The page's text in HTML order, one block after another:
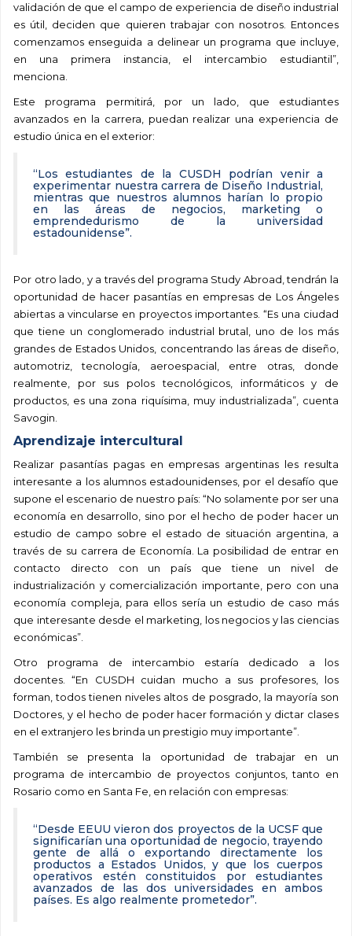
validación de que el campo de experiencia de diseño industrial
es útil, deciden que quieren trabajar con nosotros. Entonces
comenzamos enseguida a delinear un programa que incluye,
en una primera instancia, el intercambio estudiantil”,
menciona.
Este programa permitirá, por un lado, que estudiantes
avanzados en la carrera, puedan realizar una experiencia de
estudio única en el exterior:
“Los estudiantes de la CUSDH podrían venir a
experimentar nuestra carrera de Diseño Industrial,
mientras que nuestros alumnos harían lo propio
en las áreas de negocios, marketing o
emprendedurismo de la universidad
estadounidense”.
Por otro lado, y a través del programa Study Abroad, tendrán la
oportunidad de hacer pasantías en empresas de Los Ángeles
abiertas a vincularse en proyectos importantes. “Es una ciudad
que tiene un conglomerado industrial brutal, uno de los más
grandes de Estados Unidos, concentrando las áreas de diseño,
automotriz, tecnología, aeroespacial, entre otras, donde
realmente, por sus polos tecnológicos, informáticos y de
productos, es una zona riquísima, muy industrializada”, cuenta
Savogin.
Aprendizaje intercultural
Realizar pasantías pagas en empresas argentinas les resulta
interesante a los alumnos estadounidenses, por el desafío que
supone el escenario de nuestro país: “No solamente por ser una
economía en desarrollo, sino por el hecho de poder hacer un
estudio de campo sobre el estado de situación argentina, a
través de su carrera de Economía. La posibilidad de entrar en
contacto directo con un país que tiene un nivel de
industrialización y comercialización importante, pero con una
economía compleja, para ellos sería un estudio de caso más
que interesante desde el marketing, los negocios y las ciencias
económicas”.
Otro programa de intercambio estaría dedicado a los
docentes. “En CUSDH cuidan mucho a sus profesores, los
forman, todos tienen niveles altos de posgrado, la mayoría son
Doctores, y el hecho de poder hacer formación y dictar clases
en el extranjero les brinda un prestigio muy importante”.
También se presenta la oportunidad de trabajar en un
programa de intercambio de proyectos conjuntos, tanto en
Rosario como en Santa Fe, en relación con empresas:
“Desde EEUU vieron dos proyectos de la UCSF que
significarían una oportunidad de negocio, trayendo
gente de allá o exportando directamente los
productos a Estados Unidos, y que los cuerpos
operativos estén constituidos por estudiantes
avanzados de las dos universidades en ambos
países. Es algo realmente prometedor”.